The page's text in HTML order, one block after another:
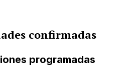
confirmadas
programadas